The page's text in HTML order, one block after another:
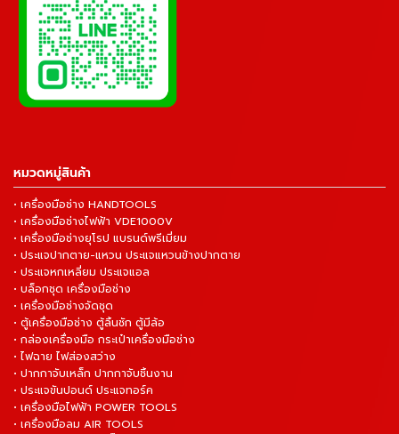
หมวดหมู่สินค้า
• เครื่องมือช่าง HANDTOOLS
• เครื่องมือช่างไฟฟ้า VDE1000V
• เครื่องมือช่างยุโรป แบรนด์พรีเมี่ยม
• ประแจปากตาย-แหวน ประแจแหวนข้างปากตาย
• ประแจหกเหลี่ยม ประแจแอล
• บล็อกชุด เครื่องมือช่าง
• เครื่องมือช่างจัดชุด
• ตู้เครื่องมือช่าง ตู้ลิ้นชัก ตู้มีล้อ
• กล่องเครื่องมือ กระเป๋าเครื่องมือช่าง
• ไฟฉาย ไฟส่องสว่าง
• ปากกาจับเหล็ก ปากกาจับชิ้นงาน
• ประแจขันปอนด์ ประแจทอร์ค
• เครื่องมือไฟฟ้า POWER TOOLS
• เครื่องมือลม AIR TOOLS